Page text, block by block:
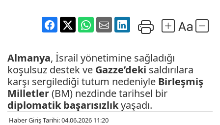
Almanya, İsrail yönetimine sağladığı
koşulsuz destek ve Gazze’deki saldırılara
karşı sergilediği tutum nedeniyle Birleşmiş
Milletler(BM) nezdinde tarihsel bir
diplomatik başarısızlıkyaşadı.
Haber Giriş Tarihi: 04.06.2026 11:20